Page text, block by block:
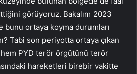
görüyoruz. Bakalım 2023
bunu ortaya koyma durumları
Tabi son periyotta ortaya çıkan
PYD terör örgütünü terör
hareketleri birebir vakitte